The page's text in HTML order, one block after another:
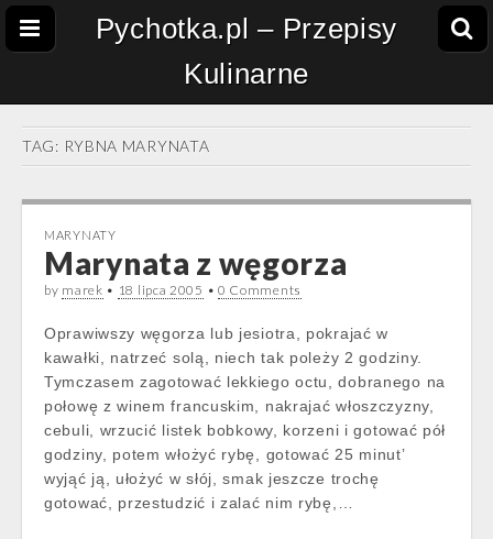
Pychotka.pl – Przepisy
Kulinarne
TAG: RYBNA MARYNATA
MARYNATY
Marynata z węgorza
by marek • 18 lipca 2005 • 0 Comments
Oprawiwszy węgorza lub jesiotra, pokrajać w
kawałki, natrzeć solą, niech tak poleży 2 godziny.
Tymczasem zagotować lekkiego octu, dobranego na
połowę z winem francuskim, nakrajać włoszczyzny,
cebuli, wrzucić listek bobkowy, korzeni i gotować pół
godziny, potem włożyć rybę, gotować 25 minut’
wyjąć ją, ułożyć w słój, smak jeszcze trochę
gotować, przestudzić i zalać nim rybę,…